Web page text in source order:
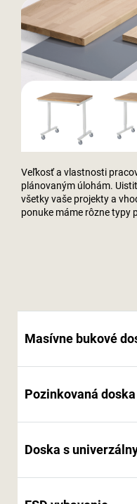
Veľkosť a vlastnosti
plánovaným úlohám.
všetky vaše projekty a
ponuke máme rôzne typy
Masívne bukové
Pozinkovaná
Doska s